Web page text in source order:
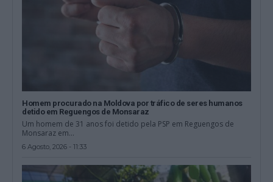
Homem procurado na Moldova por tráfico de seres humanos
detido em Reguengos de Monsaraz
Um homem de 31 anos foi detido pela PSP em Reguengos de
Monsaraz em...
6 Agosto, 2026 - 11:33